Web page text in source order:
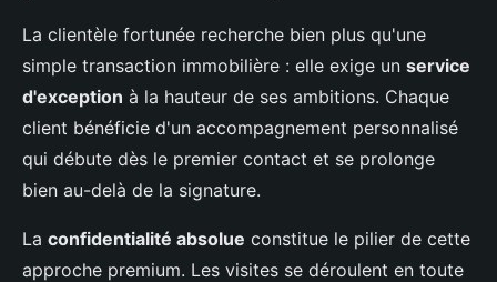
La clientèle fortunée recherche bien plus qu'une
simple transaction immobilière : elle exige un service
d'exception à la hauteur de ses ambitions. Chaque
client bénéficie d'un accompagnement personnalisé
qui débute dès le premier contact et se prolonge
bien au-delà de la signature.
La confidentialité absolue constitue le pilier de cette
approche premium. Les visites se déroulent en toute